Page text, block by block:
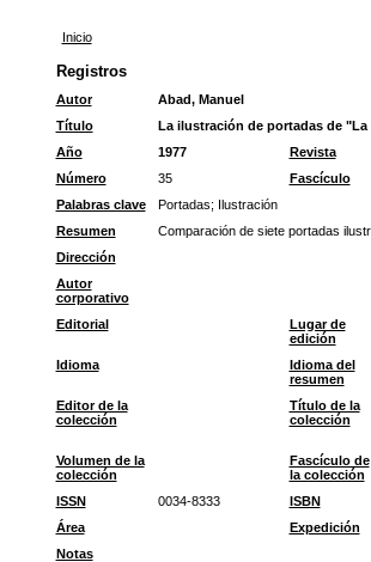
Inicio
Registros
Autor
Abad, Manuel
Título
La ilustración de portadas de
Año
1977 Revista
Número
35 Fascículo
Palabras clave
Portadas; Ilustración
Resumen
Comparación de siete portadas
Dirección
Autor
corporativo
Editorial
Lugar de
edición
Idioma
Idioma del
resumen
Editor de la
colección
Título de la
colección
Volumen de la
colección
Fascículo de
la colección
ISSN 0034-8333 ISBN
Área
Expedición
Notas